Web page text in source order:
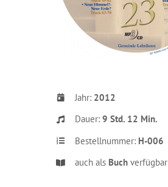
Jahr: 2012
Dauer: 9 Std. 12 Min.
Bestellnummer: H-006
auch als Buch verfügbar